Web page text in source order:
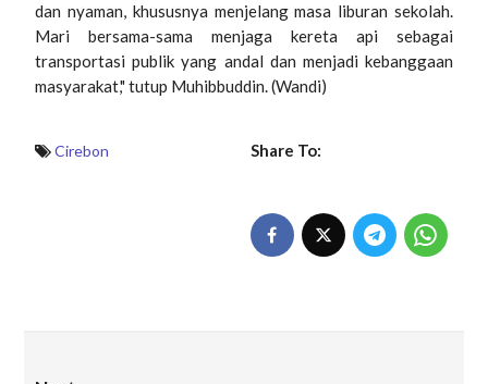
dan nyaman, khususnya menjelang masa liburan sekolah.
Mari bersama-sama menjaga kereta api sebagai
transportasi publik yang andal dan menjadi kebanggaan
masyarakat," tutup Muhibbuddin. (Wandi)
Cirebon Share To: